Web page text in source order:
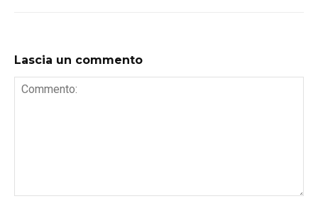
Lascia un commento